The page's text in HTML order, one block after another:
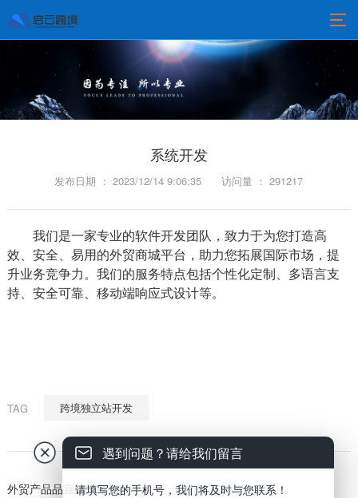
系统开发
发布日期 ： 2023/12/14 9:06:35 访问量 ： 291217
我们是一家专业的软件开发团队，致力于为您打造高
效、安全、易用的外贸商城平台，助力您拓展国际市场，提
升业务竞争力。我们的服务特点包括个性化定制、多语言支
持、安全可靠、移动端响应式设计等。
TAG 跨境独立站开发
外贸产品品宣短视频拍摄
遇到问题？请给我们留言
请填写您的手机号，我们将及时与您联系！